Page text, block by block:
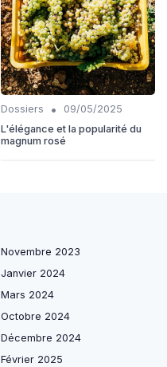
Dossiers •
09/05/2025
L'élégance et la popularité du
magnum rosé
Novembre 2023
Janvier 2024
Mars 2024
Octobre 2024
Décembre 2024
Février 2025